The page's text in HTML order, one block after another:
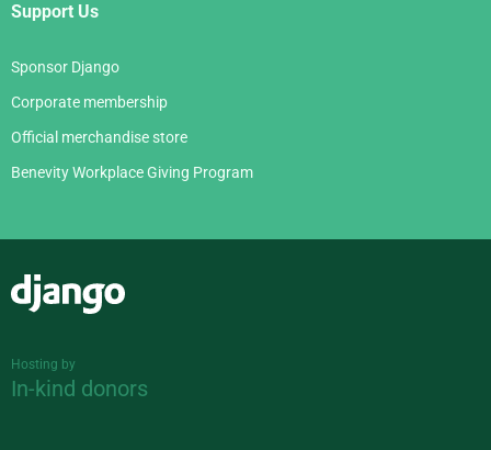
Support Us
Sponsor Django
Corporate membership
Official merchandise store
Benevity Workplace Giving Program
Hosting by
In-kind donors